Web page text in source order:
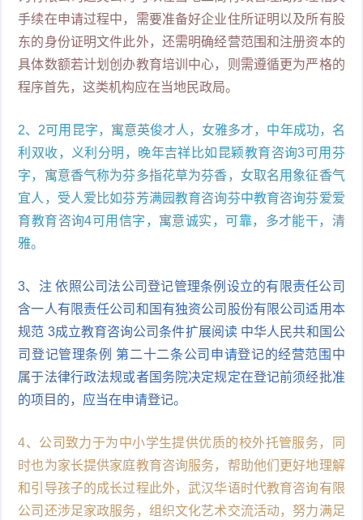
手续在申请过程中，需要准备好企业住所证明以及所有股
东的身份证明文件此外，还需明确经营范围和注册资本的
具体数额若计划创办教育培训中心，则需遵循更为严格的
程序首先，这类机构应在当地民政局。
2、2可用昆字，寓意英俊才人，女雅多才，中年成功，名
利双收，义利分明，晚年吉祥比如昆颖教育咨询3可用芬
字，寓意香气称为芬多指花草为芬香，女取名用象征香气
宜人，受人爱比如芬芳满园教育咨询芬中教育咨询芬爱爱
育教育咨询4可用信字，寓意诚实，可靠，多才能干，清
雅。
3、注 依照公司法公司登记管理条例设立的有限责任公司
含一人有限责任公司和国有独资公司股份有限公司适用本
规范 3成立教育咨询公司条件扩展阅读 中华人民共和国公
司登记管理条例 第二十二条公司申请登记的经营范围中
属于法律行政法规或者国务院决定规定在登记前须经批准
的项目的，应当在申请登记。
4、公司致力于为中小学生提供优质的校外托管服务，同
时也为家长提供家庭教育咨询服务，帮助他们更好地理解
和引导孩子的成长过程此外，武汉华语时代教育咨询有限
公司还涉足家政服务，组织文化艺术交流活动，努力满足